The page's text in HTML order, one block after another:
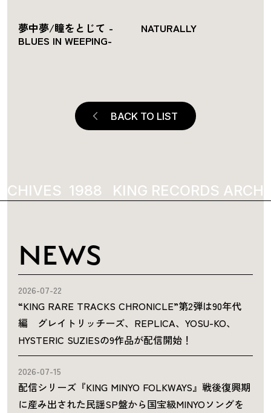
夢中夢/瞳をとじて -
BLUES IN WEEPING-
NATURALLY
BACK TO LIST
1988 KING RECORDS
NEWS
2026-07-22
“KING RARE TRACKS CHRONICLE”第2弾は90年代
編 グレイトリッチーズ、REPLICA、YOSU-KO、
HYSTERIC SUZIESの9作品が配信開始！
2026-07-15
配信シリーズ『KING MINYO FOLKWAYS』戦後復興期
に産み出された民謡SP盤から国宝級MINYOソングを